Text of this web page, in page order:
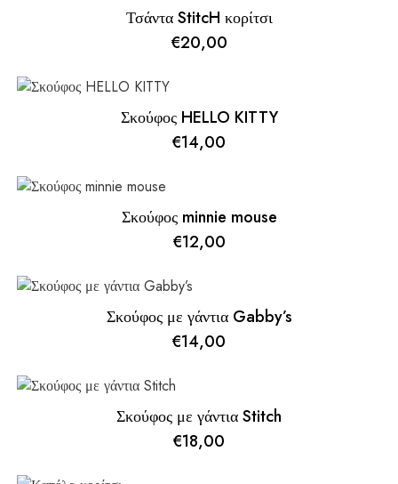
Τσάντα StitcH κορίτσι
€20,00
Σκούφος HELLO KITTY
€14,00
Σκούφος minnie mouse
€12,00
Σκούφος με γάντια Gabby’s
€14,00
Σκούφος με γάντια Stitch
€18,00